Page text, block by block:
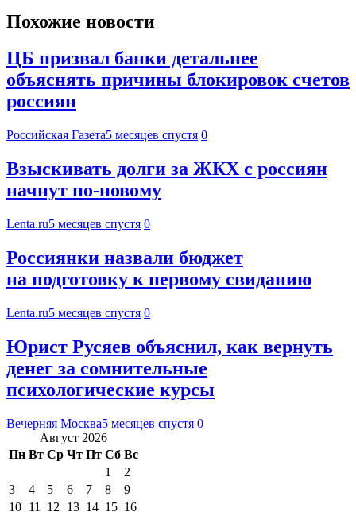
Похожие новости
ЦБ призвал банки детальнее
объяснять причины блокировок счетов
россиян
Российская Газета5 месяцев спустя 0
Взыскивать долги за ЖКХ с россиян
начнут по-новому
Lenta.ru5 месяцев спустя 0
Россиянки назвали бюджет
на подготовку к первому свиданию
Lenta.ru5 месяцев спустя 0
Юрист Русяев объяснил, как вернуть
денег за сомнительные
психологические курсы
Вечерняя Москва5 месяцев спустя 0
Август 2026
Пн Вт Ср Чт Пт Сб Вс
1
2
3
4 5 6 7 8
9
10 11 12 13 14 15 16